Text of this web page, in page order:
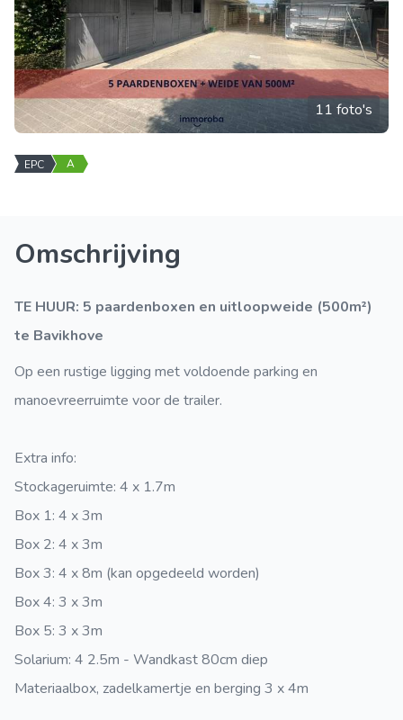
11 foto's
EPC A
Omschrijving
TE HUUR: 5 paardenboxen en uitloopweide (500m²)
te Bavikhove
Op een rustige ligging met voldoende parking en
manoevreerruimte voor de trailer.
Extra info:
Stockageruimte: 4 x 1.7m
Box 1: 4 x 3m
Box 2: 4 x 3m
Box 3: 4 x 8m (kan opgedeeld worden)
Box 4: 3 x 3m
Box 5: 3 x 3m
Solarium: 4 2.5m - Wandkast 80cm diep
Materiaalbox, zadelkamertje en berging 3 x 4m